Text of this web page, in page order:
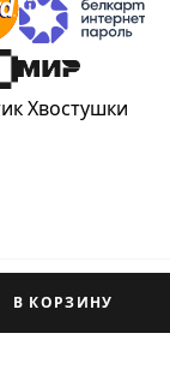
В КОРЗИНУ
Хвостушки